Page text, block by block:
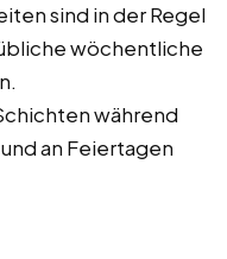
sind in der Regel
wöchentliche
während
an Feiertagen